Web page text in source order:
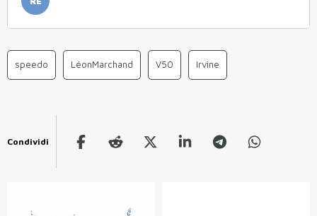
speedo LéonMarchand V50 Irvine
Condividi